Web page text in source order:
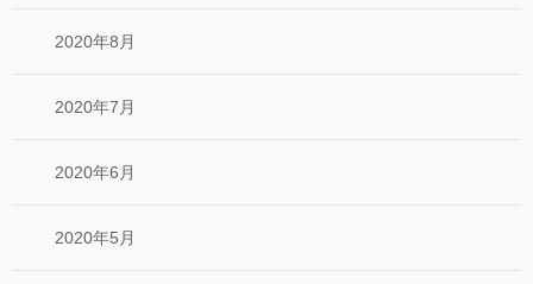
2020年8月
2020年7月
2020年6月
2020年5月